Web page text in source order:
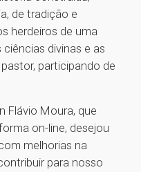
de tradição e
herdeiros de uma
divinas e as
participando de
Flávio Moura, que
on-line, desejou
melhorias na
para nosso